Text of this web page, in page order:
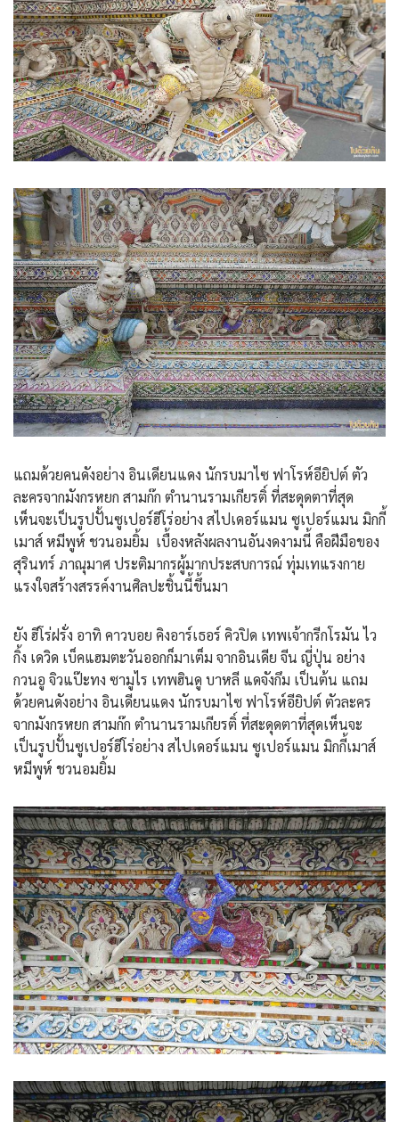
แถมด้วยคนดังอย่าง อินเดียนแดง นักรบมาไซ ฟาโรห์อียิปต์ ตัว
ละครจากมังกรหยก สามก๊ก ตำนานรามเกียรติ์ ที่สะดุดตาที่สุด
เห็นจะเป็นรูปปั้นซูเปอร์ฮีโร่อย่าง สไปเดอร์แมน ซูเปอร์แมน มิกกี้
เมาส์ หมีพูห์ ชวนอมยิ้ม เบื้องหลังผลงานอันงดงามนี้ คือฝีมือของ
สุรินทร์ ภาณุมาศ ประติมากรผู้มากประสบการณ์ ทุ่มเทแรงกาย
แรงใจสร้างสรรค์งานศิลปะชิ้นนี้ขึ้นมา
ยัง ฮีโร่ฝรั่ง อาทิ คาวบอย คิงอาร์เธอร์ คิวปิด เทพเจ้ากรีกโรมัน ไว
กิ้ง เดวิด เบ็คแฮมตะวันออกก็มาเต็ม จากอินเดีย จีน ญี่ปุ่น อย่าง
กวนอู จิวแป๊ะทง ซามูไร เทพฮินดู บาหลี แดจังกึม เป็นต้น แถม
ด้วยคนดังอย่าง อินเดียนแดง นักรบมาไซ ฟาโรห์อียิปต์ ตัวละคร
จากมังกรหยก สามก๊ก ตำนานรามเกียรติ์ ที่สะดุดตาที่สุดเห็นจะ
เป็นรูปปั้นซูเปอร์ฮีโร่อย่าง สไปเดอร์แมน ซูเปอร์แมน มิกกี้เมาส์
หมีพูห์ ชวนอมยิ้ม